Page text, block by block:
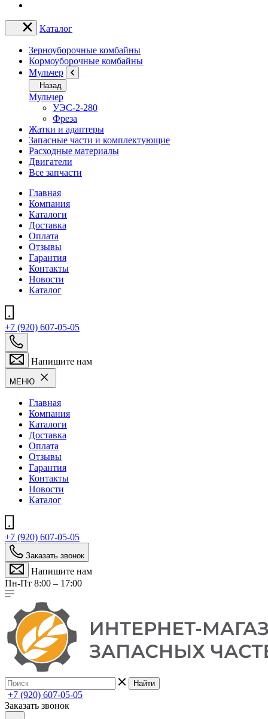
Каталог
Зерноуборочные комбайны
Кормоуборочные комбайны
Мульчер
Назад
Мульчер
УЭС-2-280
Фреза
Жатки и адаптеры
Запасные части и комплектующие
Расходные материалы
Двигатели
Все запчасти
Главная
Компания
Каталоги
Доставка
Оплата
Отзывы
Гарантия
Контакты
Новости
Каталог
+7 (920) 607-05-05
Напишите нам
МЕНЮ
Главная
Компания
Каталоги
Доставка
Оплата
Отзывы
Гарантия
Контакты
Новости
Каталог
+7 (920) 607-05-05
Заказать звонок
Напишите нам
Пн-Пт 8:00 – 17:00
Найти
+7 (920) 607-05-05
Заказать звонок